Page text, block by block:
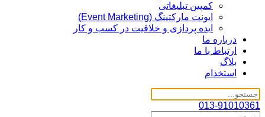
کمپین تبلیغاتی
ایونت مارکتینگ (Event Marketing)
ایده پردازی و خلاقیت در کسب و کار
درباره ما
ارتباط با ما
بلاگ
استخدام
013-91010361